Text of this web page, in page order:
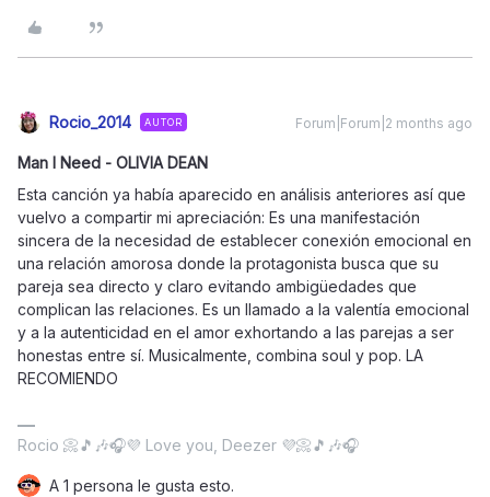
Rocio_2014 AUTOR Forum|Forum|2 months ago
Man I Need - OLIVIA DEAN
Esta canción ya había aparecido en análisis anteriores así que
vuelvo a compartir mi apreciación: Es una manifestación
sincera de la necesidad de establecer conexión emocional en
una relación amorosa donde la protagonista busca que su
pareja sea directo y claro evitando ambigüedades que
complican las relaciones. Es un llamado a la valentía emocional
y a la autenticidad en el amor exhortando a las parejas a ser
honestas entre sí. Musicalmente, combina soul y pop. LA
RECOMIENDO
Rocio 📀🎵🎶🎧💜 Love you, Deezer 💜📀🎵🎶🎧
A 1 persona le gusta esto.